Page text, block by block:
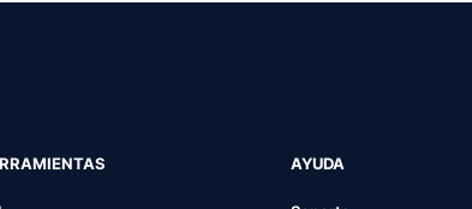
AYUDA